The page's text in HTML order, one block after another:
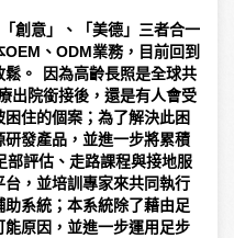
創意」、「美德」三者合一
、ODM業務，目前回到
。
因為高齡長照是全球共
出院銜接後，還是有人會受
住的個案；為了解決此困
發產品，並進一步將累積
部評估、走路課程與接地服
，並培訓專家來共同執行
系統；本系統除了藉由足
原因，並進一步運用足步